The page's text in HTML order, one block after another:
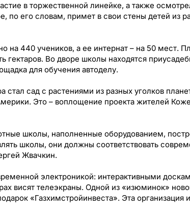
в торжественной линейке, а также
по его словам, примет в свои стены детей из
на 440 учеников, а ее интернат – на 50 мест.
гектаров. Во дворе школы находятся
для обучения автоделу.
стал сад с растениями из разных уголков
Это – воплощение проекта жителей
школы, наполненные оборудованием,
школы, они должны соответствовать
Жвачкин.
электроникой: интерактивными
висят телеэкраны. Одной из «изюминок»
«Газхимстройинвеста». Эта организация